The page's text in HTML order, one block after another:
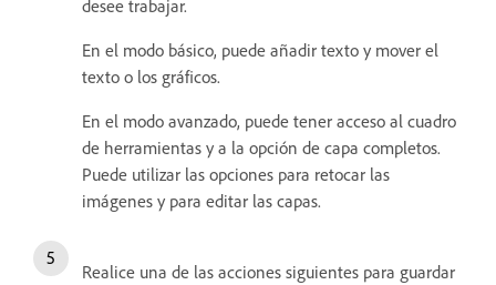
desee trabajar.
En el modo básico, puede añadir texto y mover el
texto o los gráficos.
En el modo avanzado, puede tener acceso al cuadro
de herramientas y a la opción de capa completos.
Puede utilizar las opciones para retocar las
imágenes y para editar las capas.
Realice una de las acciones siguientes para guardar